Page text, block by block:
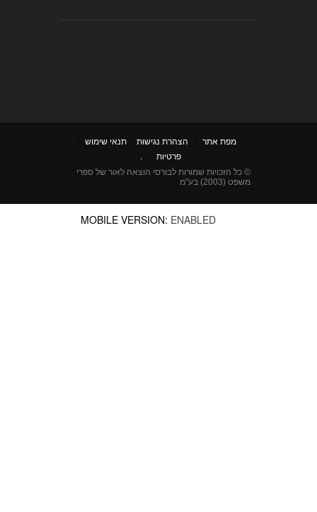
מפת אתר / הצהרת נגישות תנאי שימוש /
/
.
/
© כל הזכויות שמורות לבורסי הוצאה לאור של ספרי
MOBILE VERSION:ENABLED